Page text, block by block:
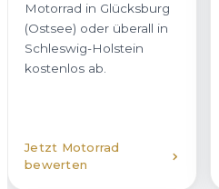
Hybridfahrzeuge in